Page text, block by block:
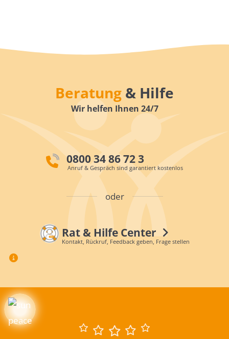
Beratung & Hilfe
Wir helfen Ihnen 24/7
0800 34 86 72 3
Anruf & Gespräch sind garantiert kostenlos
oder
Rat & Hilfe Center
Kontakt, Rückruf, Feedback geben, Frage stellen